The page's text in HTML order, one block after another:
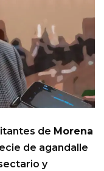
de Morena
de agandalle
y